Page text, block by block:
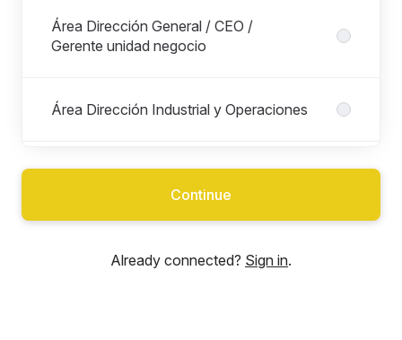
Área Dirección General / CEO /
Gerente unidad negocio
Área Dirección Industrial y Operaciones
Área Excelencia Operacional / Lean y
Área Finanzas
Continue
Already connected? Sign in.